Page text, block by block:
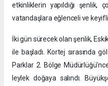
etkinliklerin yapıldığı
vatandaşlara eğlenceli ve
İki gün sürecek olan şenlik,
ile başladı. Kortej sırasında
Parklar 2. Bölge
leylek doğaya salındı.